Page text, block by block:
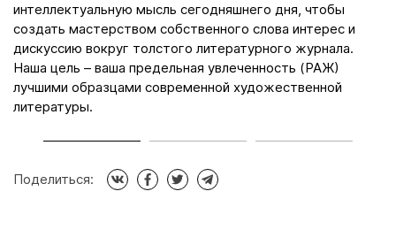
интеллектуальную мысль сегодняшнего дня, чтобы
создать мастерством собственного слова интерес и
дискуссию вокруг толстого литературного журнала.
Наша цель – ваша предельная увлеченность (РАЖ)
лучшими образцами современной художественной
литературы.
Поделиться: